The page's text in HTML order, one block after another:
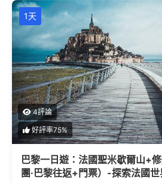
1天
4評論
好評率75%
巴黎一日遊：法國聖米歇爾山+
團·巴黎往返+門票）-探索法國